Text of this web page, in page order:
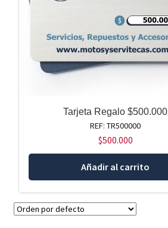
Tarjeta Regalo $500.000
REF: TR500000
$500.000
Añadir al carrito